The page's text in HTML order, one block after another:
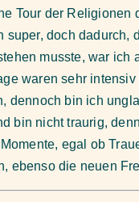
Tour der Religionen
super, doch dadurch,
musste, war ich
waren sehr
dennoch bin ich
bin nicht traurig,
egal ob
ebenso die neuen